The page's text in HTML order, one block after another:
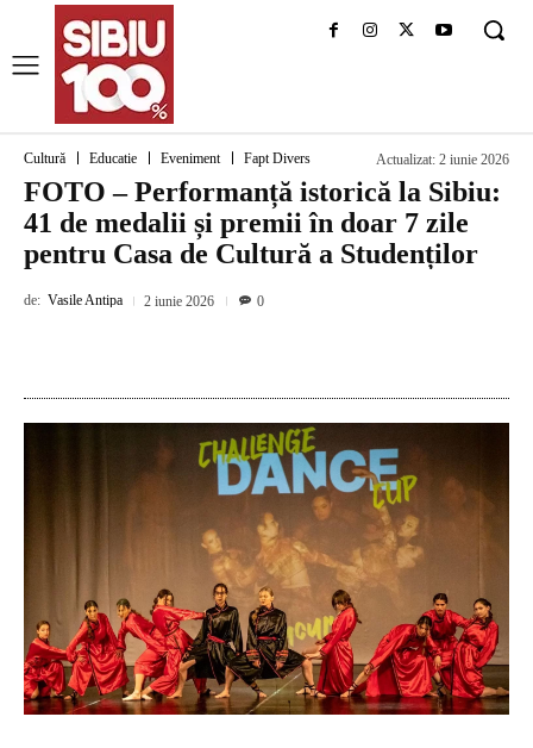
Cultură Educatie Eveniment Fapt Divers Actualizat: 2 iunie 2026
FOTO – Performanță istorică la Sibiu:
41 de medalii și premii în doar 7 zile
pentru Casa de Cultură a Studenților
de: Vasile Antipa 2 iunie 2026 0